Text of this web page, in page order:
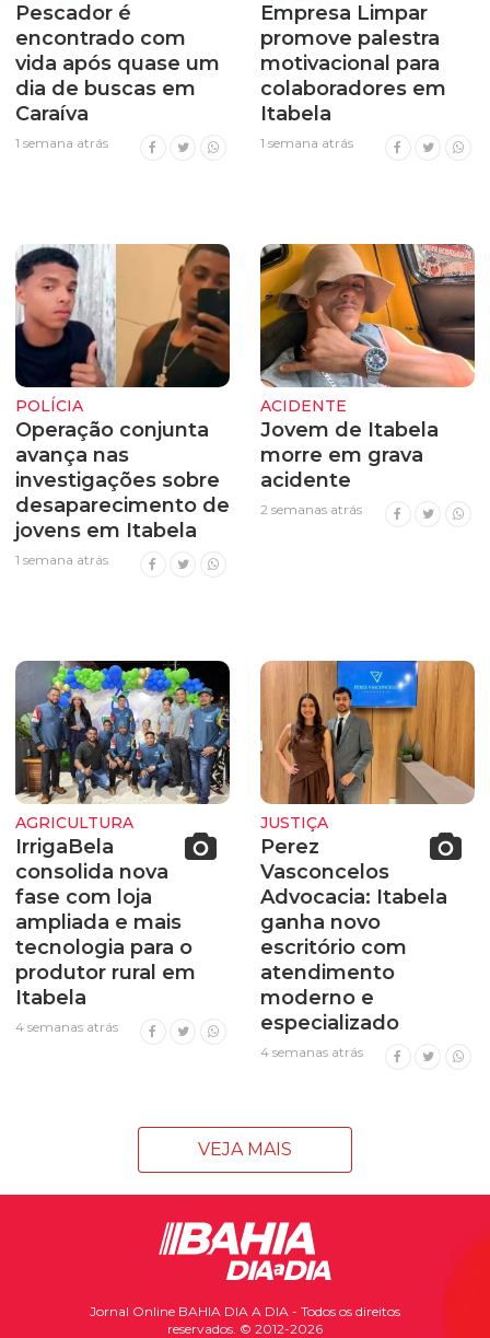
Pescador é
encontrado com
vida após quase um
dia de buscas em
Caraíva
1 semana atrás
Empresa Limpar
promove palestra
motivacional para
colaboradores em
Itabela
1 semana atrás
POLÍCIA
Operação conjunta
avança nas
investigações sobre
desaparecimento de
jovens em Itabela
1 semana atrás
ACIDENTE
Jovem de Itabela
morre em grava
acidente
2 semanas atrás
AGRICULTURA
IrrigaBela
consolida nova
fase com loja
ampliada e mais
tecnologia para o
produtor rural em
Itabela
4 semanas atrás
JUSTIÇA
Perez
Vasconcelos
Advocacia: Itabela
ganha novo
escritório com
atendimento
moderno e
especializado
4 semanas atrás
VEJA MAIS
Jornal Online BAHIA DIA A DIA - Todos os direitos
reservados. © 2012-2026